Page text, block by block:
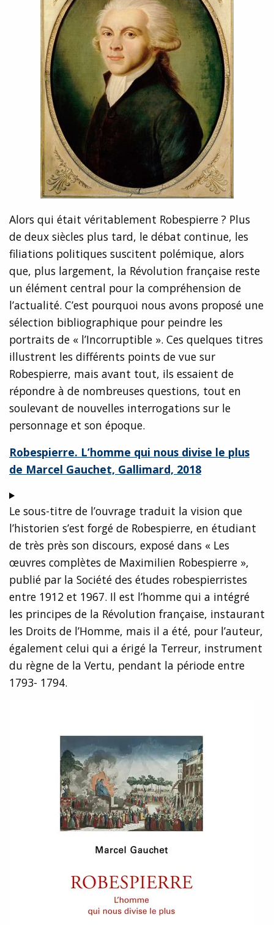
Alors qui était véritablement Robespierre ? Plus
de deux siècles plus tard, le débat continue, les
filiations politiques suscitent polémique, alors
que, plus largement, la Révolution française reste
un élément central pour la compréhension de
l’actualité. C’est pourquoi nous avons proposé une
sélection bibliographique pour peindre les
portraits de « l’Incorruptible ». Ces quelques titres
illustrent les différents points de vue sur
Robespierre, mais avant tout, ils essaient de
répondre à de nombreuses questions, tout en
soulevant de nouvelles interrogations sur le
personnage et son époque.
Robespierre. L’homme qui nous divise le plus
de Marcel Gauchet, Gallimard, 2018
Le sous-titre de l’ouvrage traduit la vision que
l’historien s’est forgé de Robespierre, en étudiant
de très près son discours, exposé dans « Les
œuvres complètes de Maximilien Robespierre »,
publié par la Société des études robespierristes
entre 1912 et 1967. Il est l’homme qui a intégré
les principes de la Révolution française, instaurant
les Droits de l’Homme, mais il a été, pour l’auteur,
également celui qui a érigé la Terreur, instrument
du règne de la Vertu, pendant la période entre
1793- 1794.